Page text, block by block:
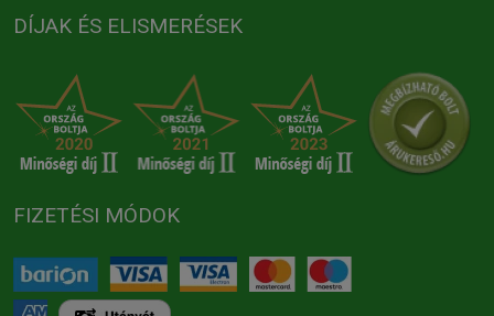
DÍJAK ÉS ELISMERÉSEK
FIZETÉSI MÓDOK